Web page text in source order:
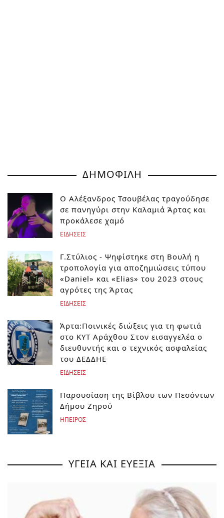
ΔΗΜΟΦΙΛΗ
Ο Αλέξανδρος Τσουβέλας τραγούδησε
σε πανηγύρι στην Καλαμιά Άρτας και
προκάλεσε χαμό
ΕΙΔΗΣΕΙΣ
Γ.Στύλιος - Ψηφίστηκε στη Βουλή η
τροπολογία για αποζημιώσεις τύπου
«Daniel» και «Elias» του 2023 στους
αγρότες της Άρτας
ΕΙΔΗΣΕΙΣ
Άρτα:Ποινικές διώξεις για τη φωτιά
στο ΚΥΤ Αράχθου Στον εισαγγελέα ο
διευθυντής και ο τεχνικός ασφαλείας
του ΔΕΔΔΗΕ
ΕΙΔΗΣΕΙΣ
Παρουσίαση της Βίβλου των Πεσόντων
Δήμου Ζηρού
ΗΠΕΙΡΟΣ
ΥΓΕΙΑ ΚΑΙ ΕΥΕΞΙΑ